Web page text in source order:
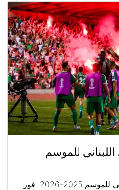
اللبناني للموسم
الأنصار بطلًا للدوري اللبناني للموسم 2025-2026 فوز